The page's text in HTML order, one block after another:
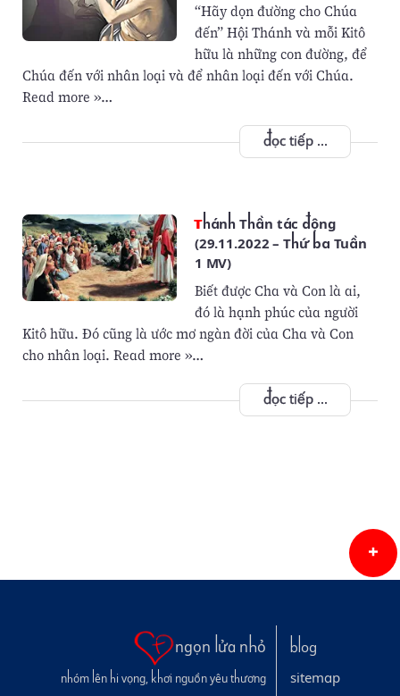
“Hãy dọn đường cho Chúa
đến” Hội Thánh và mỗi Kitô
hữu là những con đường, để
Chúa đến với nhân loại và để nhân loại đến với Chúa.
Read more »…
đọc tiếp ...
Thánh Thần tác động
(29.11.2022 – Thứ ba Tuần
1 MV)
Biết được Cha và Con là ai,
đó là hạnh phúc của người
Kitô hữu. Đó cũng là ước mơ ngàn đời của Cha và Con
cho nhân loại. Read more »…
đọc tiếp ...
ngọn lửa nhỏ
nhóm lên hi vọng, khơi nguồn yêu thương
blog
sitemap